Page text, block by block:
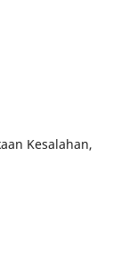
Kesalahan,